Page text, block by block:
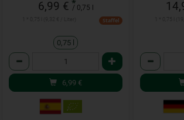
6,99 € *
/ 0,75 l
Staffel
0,75 l
Anzahl
6,99 €
Anzahl